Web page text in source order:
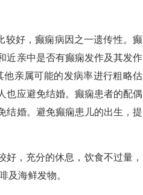
好，癫痫病因之一遗传性。癫
近亲中是否有癫痫发作及其发作
亲属可能的发病率进行粗略估
也应避免结婚。癫痫患者的配偶
结婚。避免癫痫患儿的出生，提
，充分的休息，饮食不过量，
及海鲜发物。